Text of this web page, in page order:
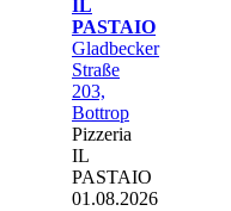
IL
PASTAIO
Gladbecker
Straße
203,
Bottrop
Pizzeria
IL
PASTAIO
01.08.2026